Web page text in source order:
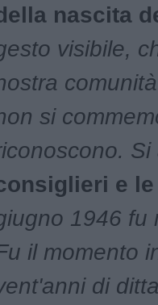
nascita
visibile,
si
Si
e
1946 fu
il momento
di